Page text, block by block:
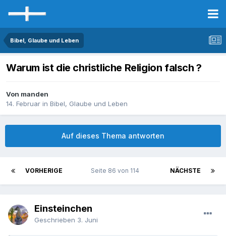
Bibel, Glaube und Leben
Warum ist die christliche Religion falsch ?
Von manden
14. Februar in Bibel, Glaube und Leben
Auf dieses Thema antworten
VORHERIGE NÄCHSTE
Seite 86 von 114
Einsteinchen
Geschrieben 3. Juni